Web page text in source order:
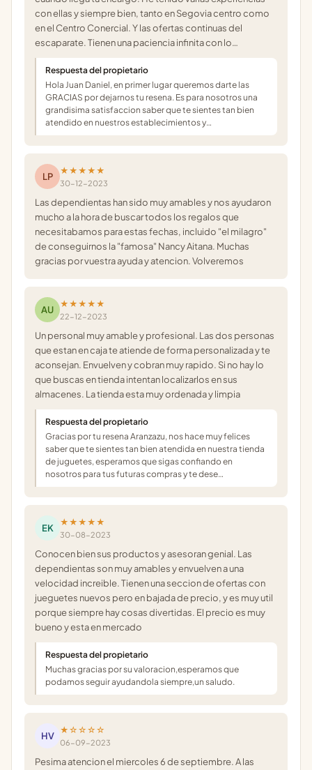
con ellas y siempre bien, tanto en Segovia centro como
en el Centro Conercial. Y las ofertas continuas del
escaparate. Tienen una paciencia infinita con lo…
Respuesta del propietario
Hola Juan Daniel, en primer lugar queremos darte las
GRACIAS por dejarnos tu resena. Es para nosotros una
grandisima satisfaccion saber que te sientes tan bien
atendido en nuestros establecimientos y…
LP
★★★★★
30-12-2023
Las dependientas han sido muy amables y nos ayudaron
mucho a la hora de buscar todos los regalos que
necesitabamos para estas fechas, incluido "el milagro"
de conseguirnos la "famosa" Nancy Aitana. Muchas
gracias por vuestra ayuda y atencion. Volveremos
AU
★★★★★
22-12-2023
Un personal muy amable y profesional. Las dos personas
que estan en caja te atiende de forma personalizada y te
aconsejan. Envuelven y cobran muy rapido. Si no hay lo
que buscas en tienda intentan localizarlos en sus
almacenes. La tienda esta muy ordenada y limpia
Respuesta del propietario
Gracias por tu resena Aranzazu, nos hace muy felices
saber que te sientes tan bien atendida en nuestra tienda
de juguetes, esperamos que sigas confiando en
nosotros para tus futuras compras y te dese…
EK
★★★★★
30-08-2023
Conocen bien sus productos y asesoran genial. Las
dependientas son muy amables y envuelven a una
velocidad increible. Tienen una seccion de ofertas con
jueguetes nuevos pero en bajada de precio, y es muy util
porque siempre hay cosas divertidas. El precio es muy
bueno y esta en mercado
Respuesta del propietario
Muchas gracias por su valoracion,esperamos que
podamos seguir ayudandola siempre,un saludo.
HV
★☆☆☆☆
06-09-2023
Pesima atencion el miercoles 6 de septiembre. A las